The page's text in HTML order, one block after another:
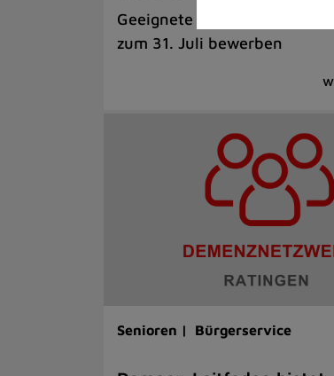
Geeignete Personen können
zum 31. Juli bewerben
Senioren | Bürgerservice